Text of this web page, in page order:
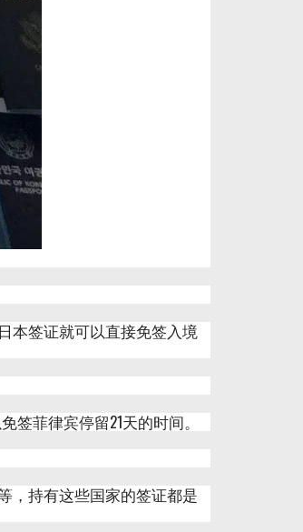
本签证就可以直接免签入境
菲律宾停留21天的时间。
，持有这些国家的签证都是